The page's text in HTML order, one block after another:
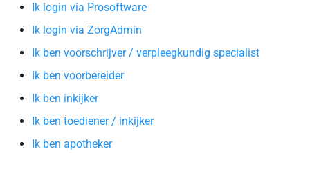
Ik login via Prosoftware
Ik login via ZorgAdmin
Ik ben voorschrijver / verpleegkundig specialist
Ik ben voorbereider
Ik ben inkijker
Ik ben toediener / inkijker
Ik ben apotheker